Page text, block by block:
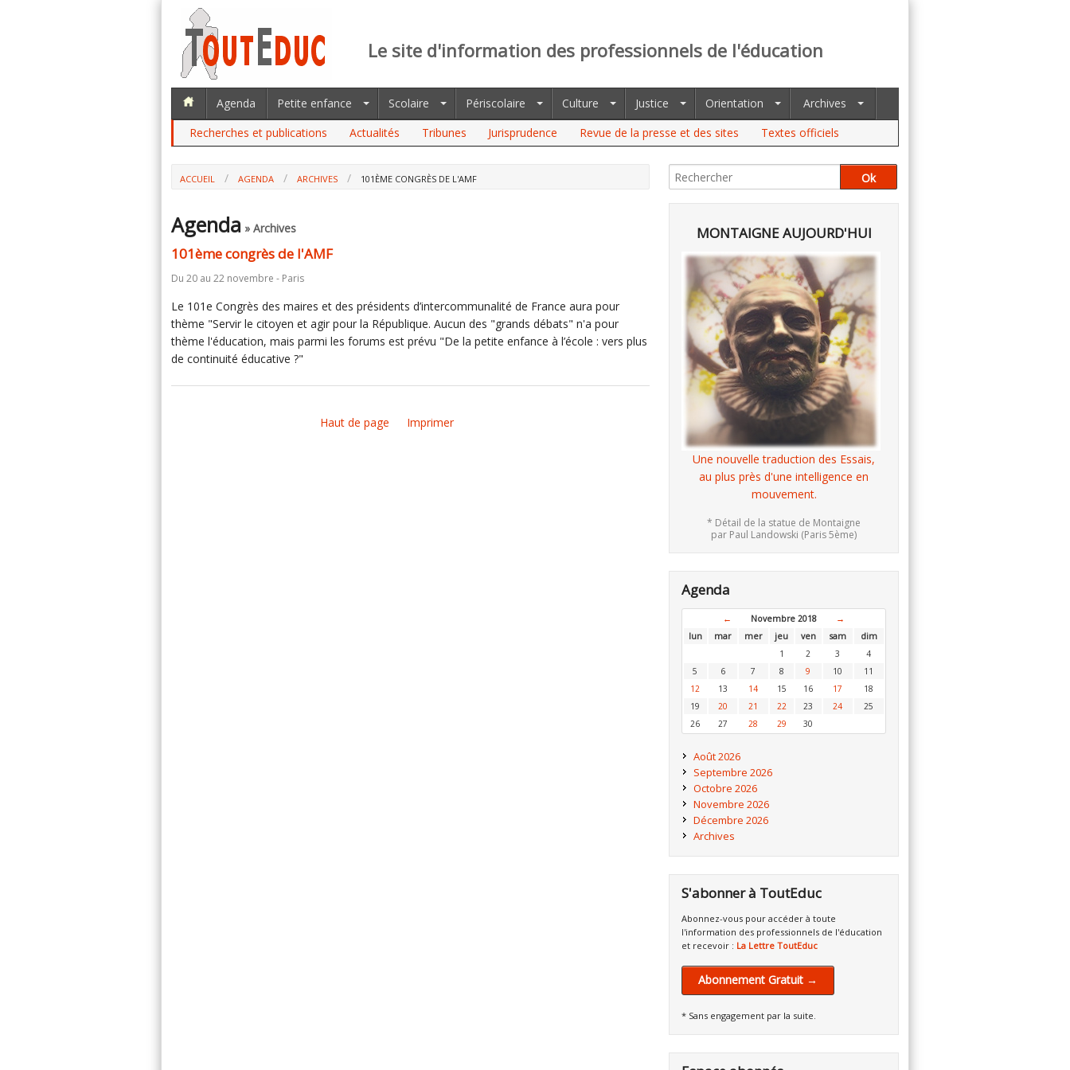
Le site d'information des professionnels de l'éducation
Agenda Petite enfance Scolaire Périscolaire Culture Justice Orientation
Archives
Recherches et publications
Actualités Tribunes Jurisprudence Revue de la presse et des sites Textes officiels
ACCUEIL AGENDA ARCHIVES 101ÈME CONGRÈS DE L'AMF
Agenda » Archives
101ème congrès de l'AMF
Du 20 au 22 novembre - Paris
Le 101e Congrès des maires et des présidents d’intercommunalité de France aura pour
thème "Servir le citoyen et agir pour la République. Aucun des "grands débats" n'a pour
thème l'éducation, mais parmi les forums est prévu "De la petite enfance à l’école : vers plus
de continuité éducative ?"
Haut de page Imprimer
MONTAIGNE AUJOURD'HUI
Une nouvelle traduction des Essais,
au plus près d'une intelligence en
mouvement.
* Détail de la statue de Montaigne
par Paul Landowski (Paris 5ème)
Agenda
← Novembre 2018
→
lun
mar mer jeu ven sam
dim
1
2 3
4
5
6 7 8 9 10
11
12
13 14 15 16 17
18
19
20 21 22 23 24
25
26
27 28 29 30
Août 2026
Septembre 2026
Octobre 2026
Novembre 2026
Décembre 2026
Archives
S'abonner à ToutEduc
Abonnez-vous pour accéder à toute
l'information des professionnels de l'éducation
et recevoir : La Lettre ToutEduc
Abonnement Gratuit →
* Sans engagement par la suite.